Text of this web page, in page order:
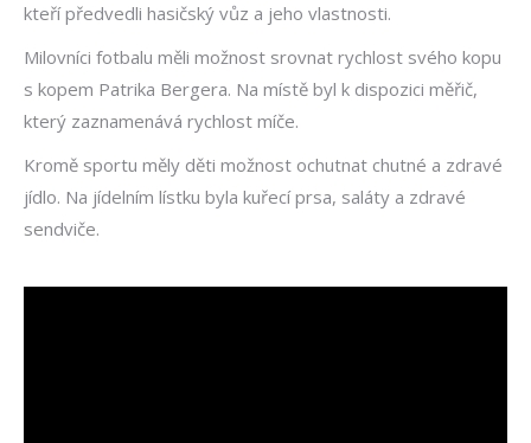
kteří předvedli hasičský vůz a jeho vlastnosti.
Milovníci fotbalu měli možnost srovnat rychlost svého kopu
s kopem Patrika Bergera. Na místě byl k dispozici měřič,
který zaznamenává rychlost míče.
Kromě sportu měly děti možnost ochutnat chutné a zdravé
jídlo. Na jídelním lístku byla kuřecí prsa, saláty a zdravé
sendviče.